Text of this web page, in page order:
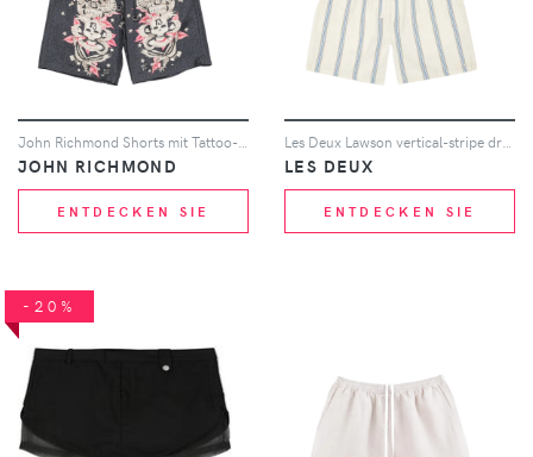
JOHN RICHMOND
ENTDECKEN SIE
LES DEUX
ENTDECKEN SIE
-20%